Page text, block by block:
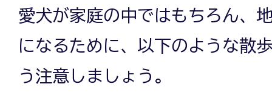
愛犬が家庭の中ではもちろん、
になるために、以下のような散
う注意しましょう。